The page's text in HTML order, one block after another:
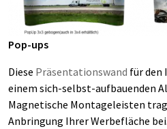
Pop-ups
Diese Präsentationswand für den
einem sich-selbst-aufbauenden
Magnetische Montageleisten
Anbringung Ihrer Werbefläche